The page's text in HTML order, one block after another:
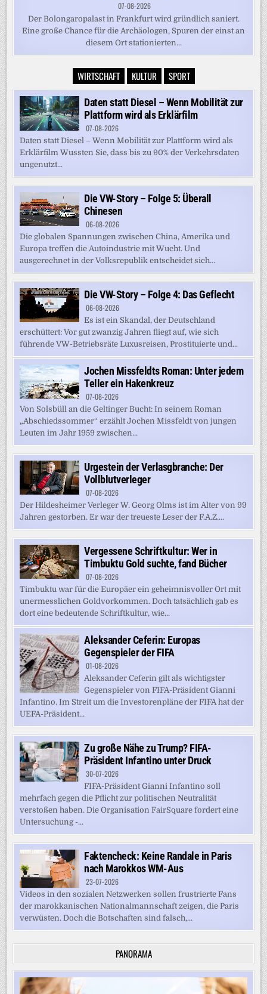
07-08-2026
Der Bolongaropalast in Frankfurt wird gründlich saniert.
Eine große Chance für die Archäologen, Spuren der einst an
diesem Ort stationierten...
WIRTSCHAFT KULTUR SPORT
Daten statt Diesel – Wenn Mobilität zur
Plattform wird als Erklärfilm
07-08-2026
Daten statt Diesel – Wenn Mobilität zur Plattform wird als
Erklärfilm Wussten Sie, dass bis zu 90% der Verkehrsdaten
ungenutzt...
Die VW-Story – Folge 5: Überall
Chinesen
06-08-2026
Die globalen Spannungen zwischen China, Amerika und
Europa treffen die Autoindustrie mit Wucht. Und
ausgerechnet in der Volksrepublik entscheidet sich...
Die VW-Story – Folge 4: Das Geflecht
06-08-2026
Es ist ein Skandal, der Deutschland
erschüttert: Vor gut zwanzig Jahren fliegt auf, wie sich
führende VW-Betriebsräte Luxusreisen, Prostituierte und...
Jochen Missfeldts Roman: Unter jedem
Teller ein Hakenkreuz
07-08-2026
Von Solsbüll an die Geltinger Bucht: In seinem Roman
„Abschiedssommer“ erzählt Jochen Missfeldt von jungen
Leuten im Jahr 1959 zwischen...
Urgestein der Verlasgbranche: Der
Vollblutverleger
07-08-2026
Der Hildesheimer Verleger W. Georg Olms ist im Alter von 99
Jahren gestorben. Er war der treueste Leser der F.A.Z....
Vergessene Schriftkultur: Wer in
Timbuktu Gold suchte, fand Bücher
07-08-2026
Timbuktu war für die Europäer ein geheimnisvoller Ort mit
unermesslichen Goldvorkommen. Doch tatsächlich gab es
dort eine bedeutende Schriftkultur, wie...
Aleksander Ceferin: Europas
Gegenspieler der FIFA
01-08-2026
Aleksander Ceferin gilt als wichtigster
Gegenspieler von FIFA-Präsident Gianni
Infantino. Im Streit um die Investorenpläne der FIFA hat der
UEFA-Präsident...
Zu große Nähe zu Trump? FIFA-
Präsident Infantino unter Druck
30-07-2026
FIFA-Präsident Gianni Infantino soll
mehrfach gegen die Pflicht zur politischen Neutralität
verstoßen haben. Die Organisation FairSquare fordert eine
Untersuchung -...
Faktencheck: Keine Randale in Paris
nach Marokkos WM-Aus
23-07-2026
Videos in den sozialen Netzwerken sollen frustrierte Fans
der marokkanischen Nationalmannschaft zeigen, die Paris
verwüsten. Doch die Botschaften sind falsch,...
PANORAMA